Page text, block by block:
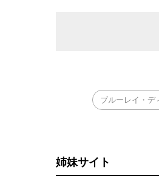
ブルーレイ・デ
姉妹サイト